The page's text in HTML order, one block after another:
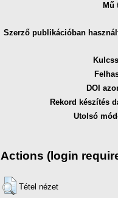
Mű
Szerző publikációban
DOI
Rekord készítés
Utolsó
Actions (login
Tétel nézet